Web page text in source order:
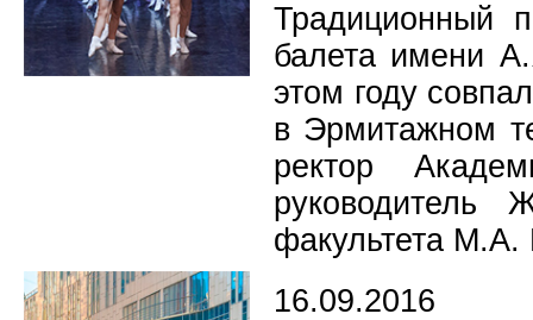
Традиционный
балета имени
этом году
в Эрмитажном
ректор
руководитель
факультета М.А.
16.09.2016